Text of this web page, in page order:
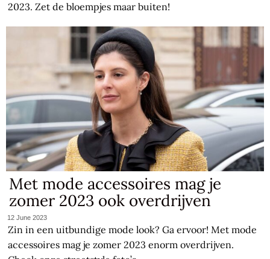
2023. Zet de bloempjes maar buiten!
Met mode accessoires mag je
zomer 2023 ook overdrijven
12 June 2023
Zin in een uitbundige mode look? Ga ervoor! Met mode
accessoires mag je zomer 2023 enorm overdrijven.